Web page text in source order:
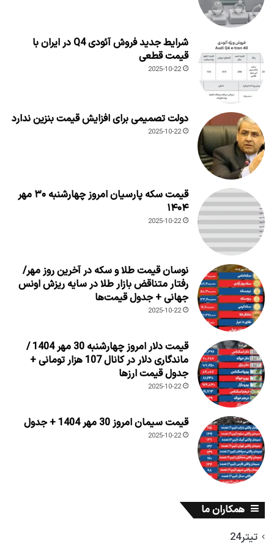
شرایط جدید فروش آئودی Q4 در ایران با
قیمت قطعی
2025-10-22
دولت تصمیمی برای افزایش قیمت بنزین ندارد
2025-10-22
قیمت سکه پارسیان امروز چهارشنبه ۳۰ مهر
۱۴۰۴
2025-10-22
نوسان قیمت طلا و سکه در آخرین روز مهر/
رفتار متناقض بازار طلا در سایه ریزش اونس
جهانی + جدول قیمت‌ها
2025-10-22
قیمت دلار امروز چهارشنبه 30 مهر 1404 /
ماندگاری دلار در کانال 107 هزار تومانی +
جدول قیمت ارزها
2025-10-22
قیمت سیمان امروز 30 مهر 1404 + جدول
2025-10-22
همکاران ما
تیتر24